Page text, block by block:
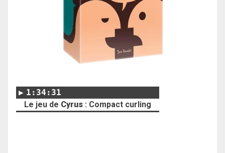
1:34:31
Le jeu de Cyrus : Compact curling